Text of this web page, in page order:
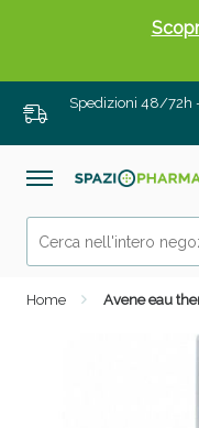
Spedizioni 48/72h
Home Avene eau